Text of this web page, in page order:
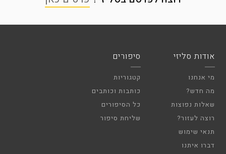
אודות סליזי
מי אנחנו
מה חדש?
שאלות נפוצות
רוצה לעזור?
תנאי שימוש
דברו איתנו
סיפורים
קטגוריות
כותבות וכותבים
כל הסיפורים
שליחת סיפור